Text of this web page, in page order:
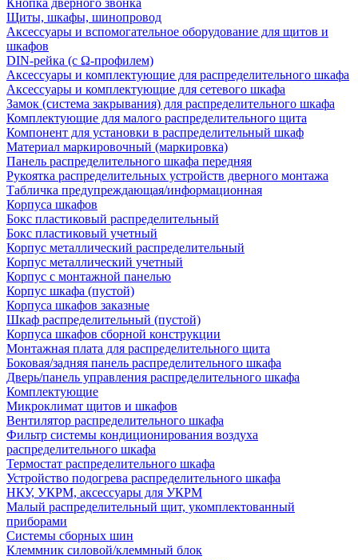
Кнопка дверного звонка
Щиты, шкафы, шинопровод
Аксессуары и вспомогательное оборудование для щитов и
шкафов
DIN-рейка (с Ω-профилем)
Аксессуары и комплектующие для распределительного шкафа
Аксессуары и комплектующие для сетевого шкафа
Замок (система закрывания) для распределительного шкафа
Комплектующие для малого распределительного щита
Компонент для установки в распределительный шкаф
Материал маркировочный (маркировка)
Панель распределительного шкафа передняя
Рукоятка распределительных устройств дверного монтажа
Табличка предупреждающая/информационная
Корпуса шкафов
Бокс пластиковый распределительный
Бокс пластиковый учетный
Корпус металлический распределительный
Корпус металлический учетный
Корпус с монтажной панелью
Корпус шкафа (пустой)
Корпуса шкафов заказные
Шкаф распределительный (пустой)
Корпуса шкафов сборной конструкции
Монтажная плата для распределительного щита
Боковая/задняя панель распределительного шкафа
Дверь/панель управления распределительного шкафа
Комплектующие
Микроклимат щитов и шкафов
Вентилятор распределительного шкафа
Фильтр системы кондиционирования воздуха
распределительного шкафа
Термостат распределительного шкафа
Устройство подогрева распределительного шкафа
НКУ, УКРМ, аксессуары для УКРМ
Малый распределительный щит, укомплектованный
приборами
Системы сборных шин
Клеммник силовой/клеммный блок